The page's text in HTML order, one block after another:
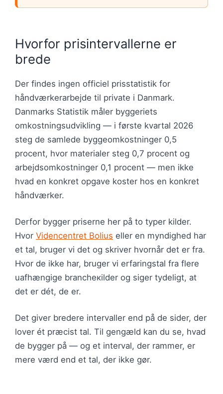
Hvorfor prisintervallerne er
brede
Der findes ingen officiel prisstatistik for
håndværkerarbejde til private i Danmark.
Danmarks Statistik måler byggeriets
omkostningsudvikling — i første kvartal 2026
steg de samlede byggeomkostninger 0,5
procent, hvor materialer steg 0,7 procent og
arbejdsomkostninger 0,1 procent — men ikke
hvad en konkret opgave koster hos en konkret
håndværker.
Derfor bygger priserne her på to typer kilder.
Hvor Videncentret Bolius eller en myndighed har
et tal, bruger vi det og skriver hvornår det er fra.
Hvor de ikke har, bruger vi erfaringstal fra flere
uafhængige brancheкilder og siger tydeligt, at
det er dét, de er.
Det giver bredere intervaller end på de sider, der
lover ét præcist tal. Til gengæld kan du se, hvad
de bygger på — og et interval, der rammer, er
mere værd end et tal, der ikke gør.